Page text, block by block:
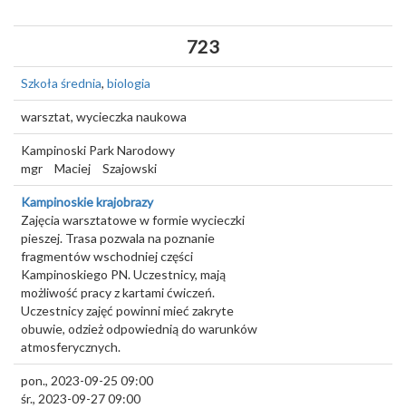
723
Szkoła średnia, biologia
warsztat, wycieczka naukowa
Kampinoski Park Narodowy
mgr
Maciej Szajowski
Kampinoskie krajobrazy
Zajęcia warsztatowe w formie wycieczki
pieszej. Trasa pozwala na poznanie
fragmentów wschodniej części
Kampinoskiego PN. Uczestnicy, mają
możliwość pracy z kartami ćwiczeń.
Uczestnicy zajęć powinni mieć zakryte
obuwie, odzież odpowiednią do warunków
atmosferycznych.
pon., 2023-09-25 09:00
śr., 2023-09-27 09:00